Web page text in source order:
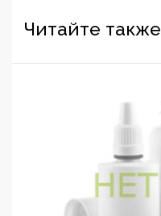
Читайте также